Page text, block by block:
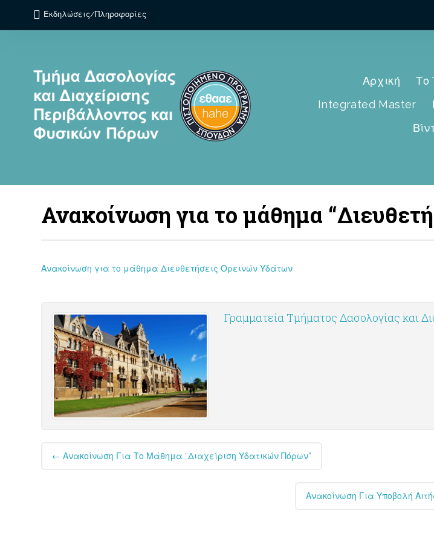
Εκδηλώσεις/Πληροφορίες
Αρχική Το
Integrated Master
Ανακοίνωση για το μάθημα
Ανακοίνωση για το μάθημα Διευθετήσεις Ορεινών Υδάτων
Γραμματεία Τμήματος Δασολογίας και
Post
navigation
← Ανακοίνωση Για Το Μάθημα “Διαχείριση Υδατικών Πόρων”
Ανακοίνωση Για Υποβολή